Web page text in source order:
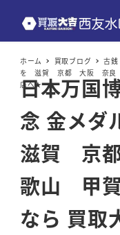
ホーム 買取ブログ 古銭
を 滋賀 京都 大阪 奈良
店へ★
日本万国
念 金メ
滋賀 京
歌山 甲
なら 買取